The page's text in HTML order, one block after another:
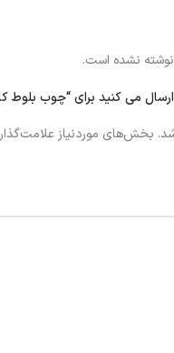
نشده است.
می کنید برای “چوب بلوط
بخش‌های موردنیاز